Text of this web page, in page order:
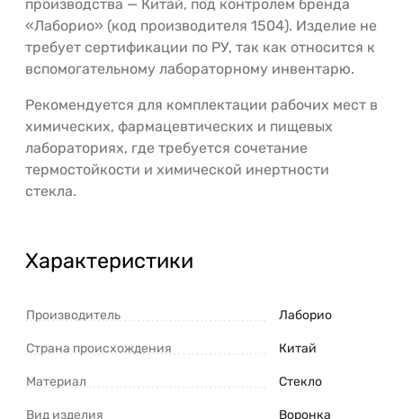
производства — Китай, под контролем бренда
«Лаборио» (код производителя 1504). Изделие не
требует сертификации по РУ, так как относится к
вспомогательному лабораторному инвентарю.
Рекомендуется для комплектации рабочих мест в
химических, фармацевтических и пищевых
лабораториях, где требуется сочетание
термостойкости и химической инертности
стекла.
Характеристики
Производитель Лаборио
Страна происхождения Китай
Материал Стекло
Вид изделия Воронка